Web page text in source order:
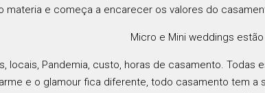
materia e começa a encarecer os valores do
Micro e Mini weddings
locais, Pandemia, custo, horas de casamento.
e o glamour fica diferente, todo casamento tem a